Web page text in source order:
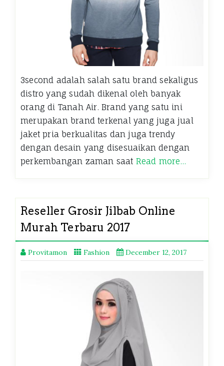
3second adalah salah satu brand sekaligus
distro yang sudah dikenal oleh banyak
orang di Tanah Air. Brand yang satu ini
merupakan brand terkenal yang juga jual
jaket pria berkualitas dan juga trendy
dengan desain yang disesuaikan dengan
perkembangan zaman saat Read more…
Reseller Grosir Jilbab Online
Murah Terbaru 2017
Provitamon Fashion December 12, 2017